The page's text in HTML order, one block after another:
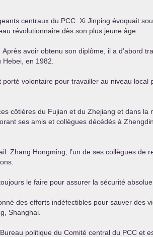
centraux du PCC . Xi Jinping évoquait
révolutionnaire dès son plus jeune âge.
avoir obtenu son diplôme, il a d’abord
en 1982.
volontaire pour travailler au niveau
côtières du Fujian et du Zhejiang et dans
ses amis et collègues décédés à
Zhang Hongming, l’un de ses collègues de
le faire pour assurer la sécurité
des efforts indéfectibles pour sauver des
Shanghai.
politique du Comité central du PCC et